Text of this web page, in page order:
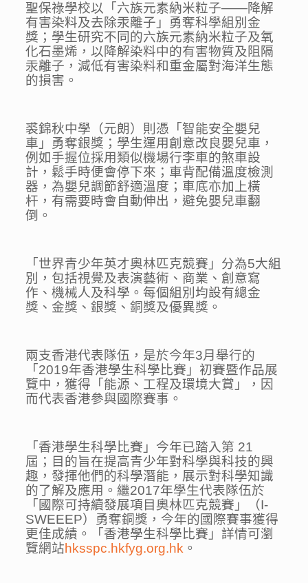
聖保祿學校以「六族元素納米粒子——降解
有害染料及去除汞離子」勇奪科學組別金
獎；學生研究不同的六族元素納米粒子及氧
化石墨烯，以降解染料中的有害物質及阻隔
汞離子，減低有害染料和重金屬對海洋生態
的損害。
裘錦秋中學（元朗）則憑「智能安全嬰兒
車」勇奪銀獎；學生運用創意改良嬰兒車，
例如手握位採用類似機場行李車的煞車設
計，鬆手時便會停下來；車背配備溫度檢測
器，為嬰兒調節舒適溫度；車底亦加上橫
杆，有需要時會自動伸出，避免嬰兒車翻
倒。
「世界青少年英才奧林匹克競賽」分為5大組
別，包括視覺及表演藝術、商業、創意寫
作、機械人及科學。每個組別均設有總金
獎、金獎、銀獎、銅獎及優異獎。
兩支香港代表隊伍，是於今年3月舉行的
「2019年香港學生科學比賽」初賽暨作品展
覽中，獲得「能源、工程及環境大賞」，因
而代表香港參與國際賽事。
「香港學生科學比賽」今年已踏入第 21
屆；目的旨在提高青少年對科學與科技的興
趣，發揮他們的科學潛能，展示對科學知識
的了解及應用。繼2017年學生代表隊伍於
「國際可持續發展項目奧林匹克競賽」（I-
SWEEEP）勇奪銅獎，今年的國際賽事獲得
更佳成績。「香港學生科學比賽」詳情可瀏
覽網站hksspc.hkfyg.org.hk 。